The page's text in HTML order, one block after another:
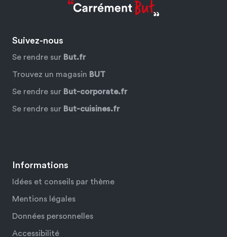
Informations
Idées et conseils par thème
Mentions légales
Données personnelles
Accessibilité
Suivez-nous
Se rendre sur But.fr
Trouvez un magasin BUT
Se rendre sur But-corporate.fr
Se rendre sur But-cuisines.fr